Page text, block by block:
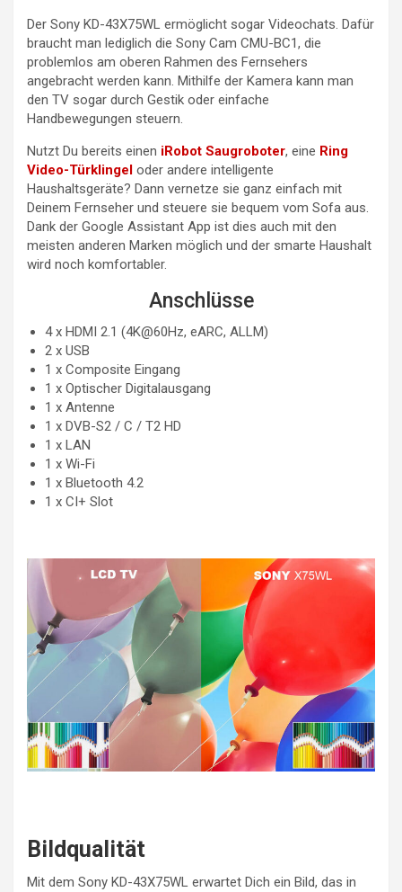
Der Sony KD-43X75WL ermöglicht sogar Videochats. Dafür
braucht man lediglich die Sony Cam CMU-BC1, die
problemlos am oberen Rahmen des Fernsehers
angebracht werden kann. Mithilfe der Kamera kann man
den TV sogar durch Gestik oder einfache
Handbewegungen steuern.
Nutzt Du bereits einen iRobot Saugroboter, eine Ring
Video-Türklingel oder andere intelligente
Haushaltsgeräte? Dann vernetze sie ganz einfach mit
Deinem Fernseher und steuere sie bequem vom Sofa aus.
Dank der Google Assistant App ist dies auch mit den
meisten anderen Marken möglich und der smarte Haushalt
wird noch komfortabler.
Anschlüsse
4 x HDMI 2.1 (4K@60Hz, eARC, ALLM)
2 x USB
1 x Composite Eingang
1 x Optischer Digitalausgang
1 x Antenne
1 x DVB-S2 / C / T2 HD
1 x LAN
1 x Wi-Fi
1 x Bluetooth 4.2
1 x CI+ Slot
Bildqualität
Mit dem Sony KD-43X75WL erwartet Dich ein Bild, das in